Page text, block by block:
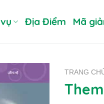
Địa Điểm Mã
TRANG